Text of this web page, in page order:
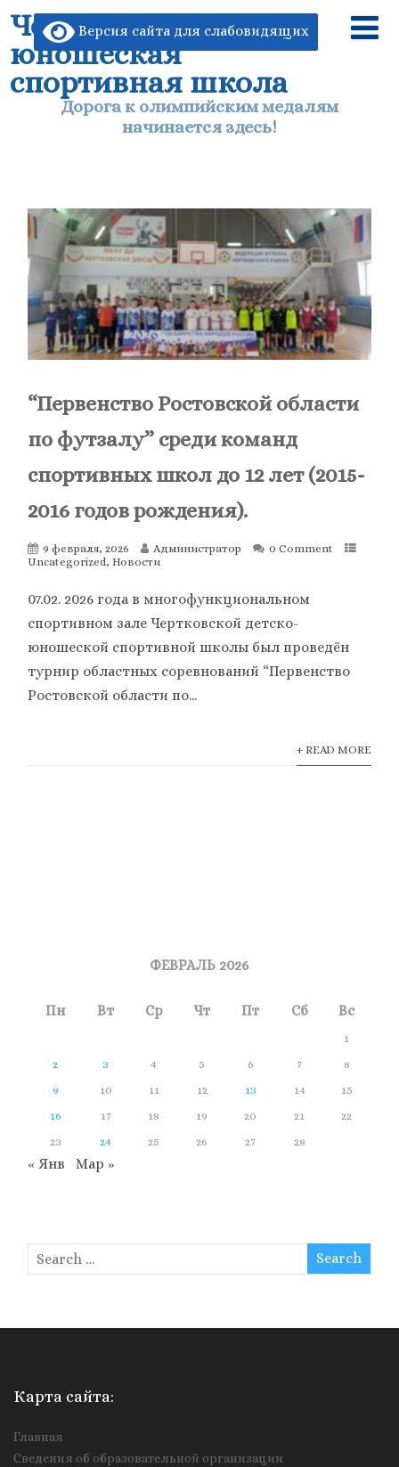
Версия сайта для слабовидящих
Чертковская детско-
юношеская
спортивная школа
Дорога к олимпийским медалям
начинается здесь!
“Первенство Ростовской области
по футзалу” среди команд
спортивных школ до 12 лет (2015-
2016 годов рождения).
9 февраля, 2026 Администратор
0 Comment
Uncategorized,Новости
07.02. 2026 года в многофункциональном
спортивном зале Чертковской детско-
юношеской спортивной школы был проведён
турнир областных соревнований “Первенство
Ростовской области по...
+ READ MORE
ФЕВРАЛЬ 2026
Пн Вт Ср Чт Пт Сб Вс
1
2
3 4 5 6 7
8
9
10 11 12 13 14
15
16
17 18 19 20 21
22
23
24 25 26 27 28
« Янв Мар »
Карта сайта:
Главная
Сведения об образовательной организации